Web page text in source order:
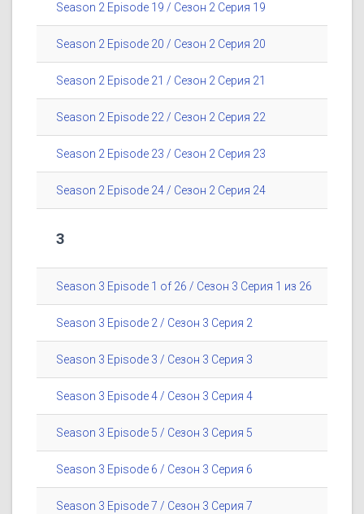
Season 2 Episode 19 / Сезон 2 Серия 19
Season 2 Episode 20 / Сезон 2 Серия 20
Season 2 Episode 21 / Сезон 2 Серия 21
Season 2 Episode 22 / Сезон 2 Серия 22
Season 2 Episode 23 / Сезон 2 Серия 23
Season 2 Episode 24 / Сезон 2 Серия 24
3
Season 3 Episode 1 of 26 / Сезон 3 Серия 1 из 26
Season 3 Episode 2 / Сезон 3 Серия 2
Season 3 Episode 3 / Сезон 3 Серия 3
Season 3 Episode 4 / Сезон 3 Серия 4
Season 3 Episode 5 / Сезон 3 Серия 5
Season 3 Episode 6 / Сезон 3 Серия 6
Season 3 Episode 7 / Сезон 3 Серия 7